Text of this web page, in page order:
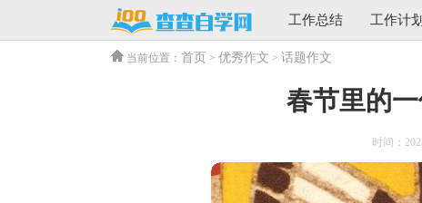
工作总结 工作计划
当前位置： 首页 > 优秀作文 > 话题作文
春节里的
时间：